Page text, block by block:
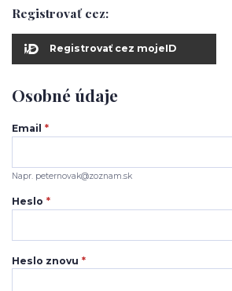
Registrovať cez:
Registrovať cez mojeID
Osobné údaje
Email *
Napr. peternovak@zoznam.sk
Heslo *
Heslo znovu *